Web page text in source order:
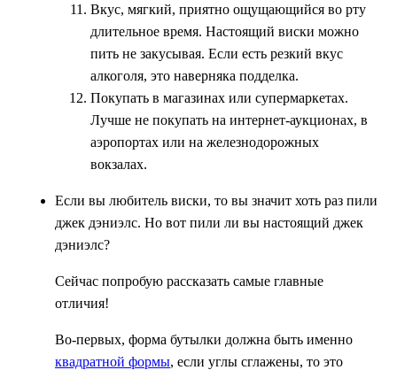
Вкус, мягкий, приятно ощущающийся во рту
длительное время. Настоящий виски можно
пить не закусывая. Если есть резкий вкус
алкоголя, это наверняка подделка.
Покупать в магазинах или супермаркетах.
Лучше не покупать на интернет-аукционах, в
аэропортах или на железнодорожных
вокзалах.
Если вы любитель виски, то вы значит хоть раз пили
джек дэниэлс. Но вот пили ли вы настоящий джек
дэниэлс?
Сейчас попробую рассказать самые главные
отличия!
Во-первых, форма бутылки должна быть именно
квадратной формы, если углы сглажены, то это